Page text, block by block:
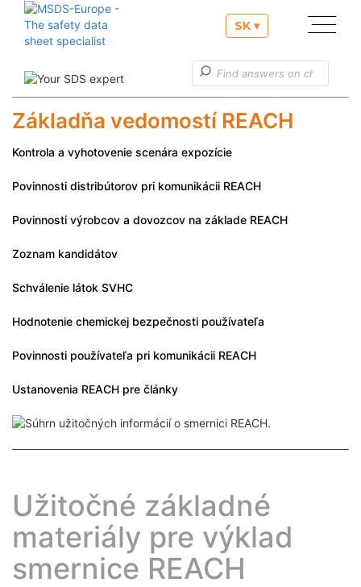
SK ▾
Naše služby
Užitočné informácie
Základňa vedomostí REACH
Kontrola a vyhotovenie scenára expozície
Povinnosti distribútorov pri komunikácii REACH
Povinnosti výrobcov a dovozcov na základe REACH
Zoznam kandidátov
Schválenie látok SVHC
Hodnotenie chemickej bezpečnosti používateľa
Povinnosti používateľa pri komunikácii REACH
Ustanovenia REACH pre články
Užitočné základné
materiály pre výklad
smernice REACH